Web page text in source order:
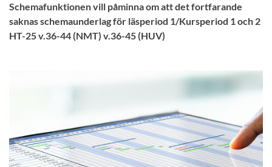
Schemafunktionen vill påminna om att det fortfarande
saknas schemaunderlag för läsperiod 1/Kursperiod 1 och 2
HT-25 v.36-44 (NMT) v.36-45 (HUV)